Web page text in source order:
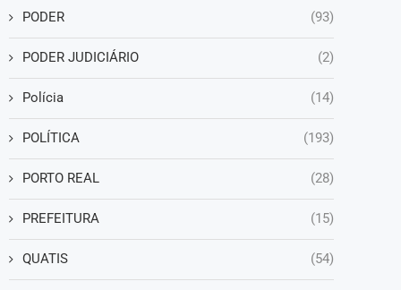
PODER (93)
PODER JUDICIÁRIO (2)
Polícia (14)
POLÍTICA (193)
PORTO REAL (28)
PREFEITURA (15)
QUATIS (54)